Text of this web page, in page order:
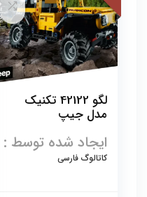
لگو 42122 تکنیک
مدل جیپ
ایجاد شده توسط :
کاتالوگ فارسی